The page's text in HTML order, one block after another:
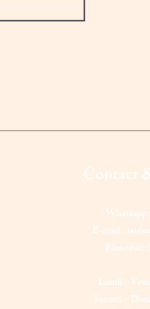
Contact
Whatsapp
E-mail :
Elancourt
Lundi -
Samedi -